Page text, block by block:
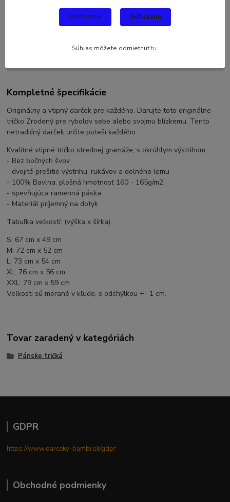
TR-RYBO
Kompletné špecifikácie
Originálny a vtipný darček pre každého. Darujte toto originálne
tričko Zrodený pre rybolov sebe alebo svojmu blízkemu. Tento
netradičný darček určite poteší každého.
Kvalitné vtipné tričko strednej gramáže, s okrúhlym výstrihom
- Bez bočných švov
- dvojité prešitie výstrihu, rukávov a dolného lemu
- 100% Bavlna, plošná hmotnosť 160 - 165g/m2
- spevňujúca ramenná páska
- Materiál príjemný na dotyk
Tabuľka veľkostí: (výška x šírka)
S: 67 cm x 49 cm
M: 72 cm x 52 cm
L: 73 cm x 54 cm
XL: 76 cm x 56 cm
XXL: 79 cm x 59 cm
Veľkosti sú merané v kľude, s odchýlkou +- 1 cm.
Tovar zaradený v kategóriách
Pánske tričká
GDPR
https://www.darceky-bambi.sk/gdpr
Obchodné podmienky
Nastavenia Súhlasím
Súhlas môžete odmietnuťtu.